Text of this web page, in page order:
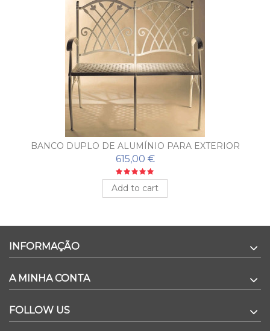
BANCO DUPLO DE ALUMÍNIO PARA EXTERIOR
PUERTO
615,00 €
Add to cart
INFORMAÇÃO
A MINHA CONTA
FOLLOW US